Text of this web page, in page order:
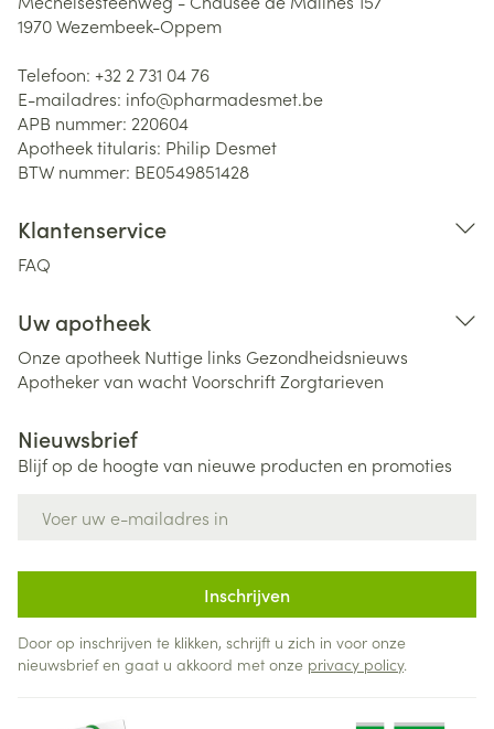
1970Wezembeek-Oppem
Telefoon: +32 2 731 04 76
E-mailadres: info@pharmadesmet.be
APB nummer: 220604
Apotheek titularis: Philip Desmet
BTW nummer: BE0549851428
Klantenservice
FAQ
Uw apotheek
Onze apotheek Nuttige links Gezondheidsnieuws
Apotheker van wachtVoorschriftZorgtarieven
Nieuwsbrief
Blijf op de hoogte van nieuwe producten en promoties
Inschrijven
Door op inschrijven te klikken, schrijft u zich in voor onze
nieuwsbrief en gaat u akkoord met onze privacy policy.